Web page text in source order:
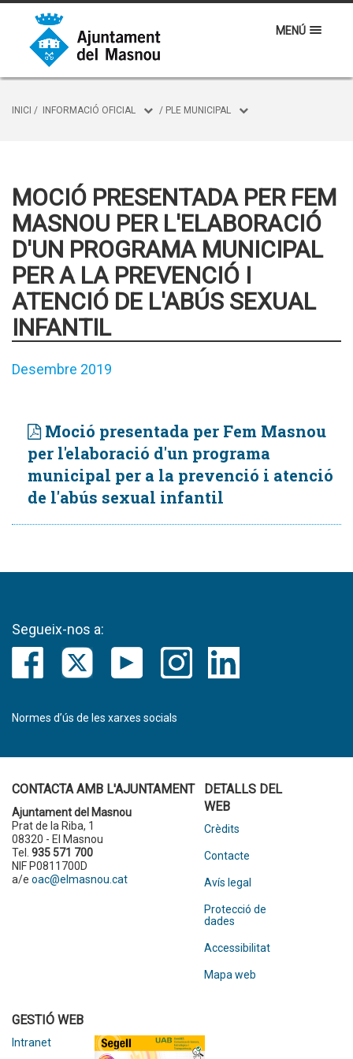
MENÚ
INICI / INFORMACIÓ OFICIAL / PLE MUNICIPAL
MOCIÓ PRESENTADA PER FEM
MASNOU PER L'ELABORACIÓ
D'UN PROGRAMA MUNICIPAL
PER A LA PREVENCIÓ I
ATENCIÓ DE L'ABÚS SEXUAL
INFANTIL
Desembre 2019
Moció presentada per Fem Masnou
per l'elaboració d'un programa
municipal per a la prevenció i atenció
de l'abús sexual infantil
Segueix-nos a:
Normes d’ús de les xarxes socials
CONTACTA AMB L'AJUNTAMENT
Ajuntament del Masnou
Prat de la Riba, 1
08320 - El Masnou
Tel. 935 571 700
NIF P0811700D
a/e oac@elmasnou.cat
DETALLS DEL
WEB
Crèdits
Contacte
Avís legal
Protecció de
dades
Accessibilitat
Mapa web
GESTIÓ WEB
Intranet